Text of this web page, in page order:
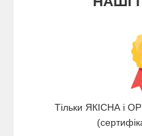
Тільки ЯКІСНА і